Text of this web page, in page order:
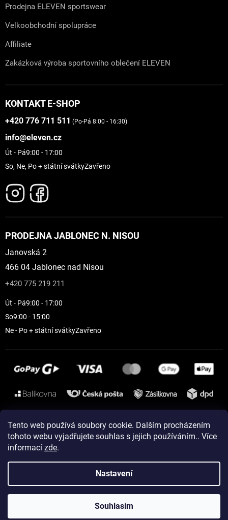
Tento web používá soubory cookie. Dalším procházením
tohoto webu vyjadřujete souhlas s jejich používáním.. Více
informací zde.
Nastavení
Souhlasím
Prodejna ELEVEN sportswear
Velkoobchodní spolupráce
Affiliate
Zakázková výroba sportovního oblečení ELEVEN
KONTAKT E-SHOP
+420 776 711 511 (Po-Pá 8:00 - 16:30)
info@eleven.cz
Út - Pá9:00 - 17:00
So, Ne, Po + státní svátkyZavřeno
PRODEJNA JABLONEC N. NISOU
Janovská 2
466 04 Jablonec nad Nisou
+420 775 219 211
Út - Pá9:00 - 17:00
So9:00 - 15:00
Ne - Po + státní svátkyZavřeno
Instagram
Vytvořil Shoptet
Copyright 2026ELEVEN sportswear. Všechna práva vyhrazena.
Upravit nastavení cookies